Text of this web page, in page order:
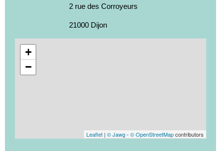
2 rue des Corroyeurs
21000 Dijon
+
−
Leaflet | © Jawg- © OpenStreetMapcontributors